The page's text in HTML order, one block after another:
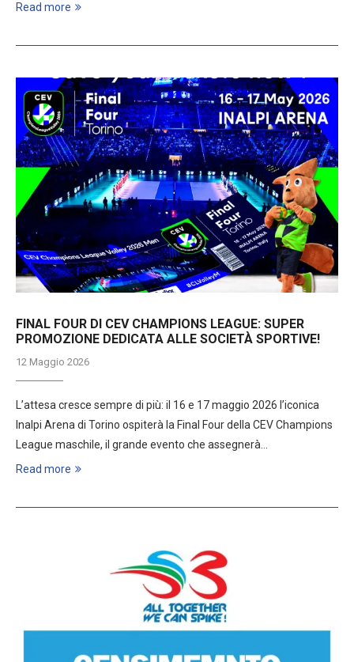
Read more
FINAL FOUR DI CEV CHAMPIONS LEAGUE: SUPER
PROMOZIONE DEDICATA ALLE SOCIETÀ SPORTIVE!
12 Maggio 2026
L’attesa cresce sempre di più: il 16 e 17 maggio 2026 l’iconica
Inalpi Arena di Torino ospiterà la Final Four della CEV Champions
League maschile, il grande evento che assegnerà…
Read more